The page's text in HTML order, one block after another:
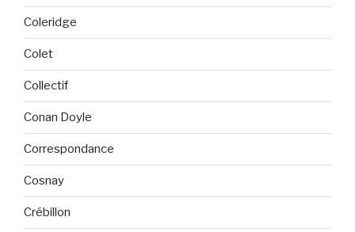
Coleridge
Colet
Collectif
Conan Doyle
Correspondance
Cosnay
Crébillon